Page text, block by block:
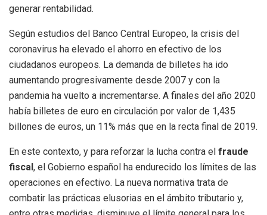
generar rentabilidad.
Según estudios del Banco Central Europeo, la crisis del
coronavirus ha elevado el ahorro en efectivo de los
ciudadanos europeos. La demanda de billetes ha ido
aumentando progresivamente desde 2007 y con la
pandemia ha vuelto a incrementarse. A finales del año 2020
había billetes de euro en circulación por valor de 1,435
billones de euros, un 11% más que en la recta final de 2019.
En este contexto, y para reforzar la lucha contra el fraude
fiscal, el Gobierno español ha endurecido los límites de las
operaciones en efectivo. La nueva normativa trata de
combatir las prácticas elusorias en el ámbito tributario y,